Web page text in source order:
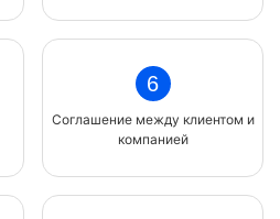
6
Соглашение между клиентом и
компанией